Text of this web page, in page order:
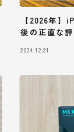
【2026年】
後の正直な
2024.12.21